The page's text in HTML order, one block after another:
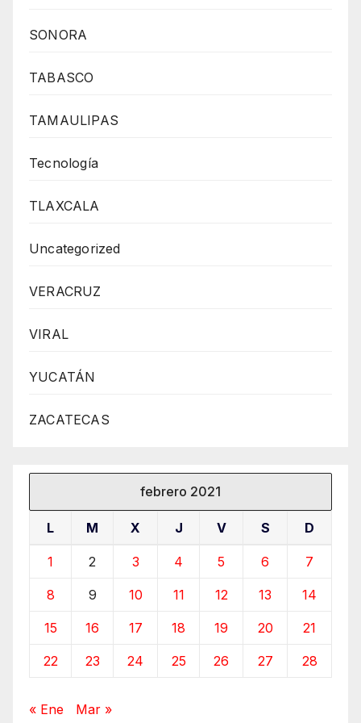
SONORA
TABASCO
TAMAULIPAS
Tecnología
TLAXCALA
Uncategorized
VERACRUZ
VIRAL
YUCATÁN
ZACATECAS
febrero 2021
L M X J V S D
1 2 3 4 5 6 7
8 9 10 11 12 13 14
15 16 17 18 19 20 21
22 23 24 25 26 27 28
« Ene Mar »